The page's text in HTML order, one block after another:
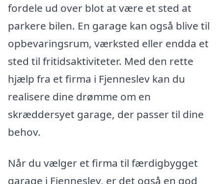
fordele ud over blot at være et sted at
parkere bilen. En garage kan også blive til
opbevaringsrum, værksted eller endda et
sted til fritidsaktiviteter. Med den rette
hjælp fra et firma i Fjenneslev kan du
realisere dine drømme om en
skræddersyet garage, der passer til dine
behov.
Når du vælger et firma til færdigbygget
garage i Fjenneslev, er det også en god